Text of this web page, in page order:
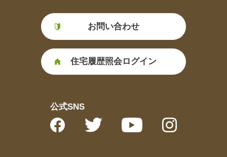
お問い合わせ
住宅履歴照会ログイン
公式SNS